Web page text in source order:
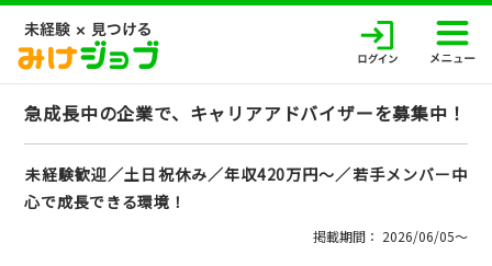
急成長中の企業で、キャリアアドバイザーを募集中！
未経験歓迎／土日祝休み／年収420万円～／若手メンバー中
心で成長できる環境！
掲載期間： 2026/06/05〜